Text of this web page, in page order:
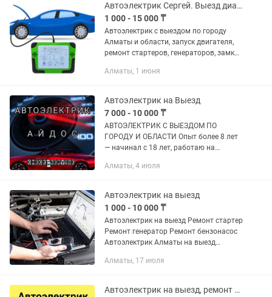
Автоэлектрик Сергей. Выезд диагностика, ремонт. запустим ваш автомобиль.
1 000 - 15 000 ₸
Автоэлектрик с выездом по городу
Алматы и области, запуск двигателя,
ремонт стартеров, генераторов, замков
управления, востановление ключей,
Алматы, 1 июня
Автоэлектрик на Выезд
7 000 - 10 000 ₸
АВТОЭЛЕКТРИК С ВЫЕЗДОМ ПО
ГОРОДУ И ОБЛАСТИ Опыт более 8 лет
— начинал с 18 лет, работаю на
ремонт автоэлектрики Поиск и
Алматы, 4 июля
Автоэлектрик на выезд
1 000 - 10 000 ₸
Автоэлектрик на выезд Ремонт стартер
Ремонт генератор Ремонт бензонасос
Автоэлектрик Алматы на выезд
диагностика На место поломки!
Алматы, 17 июля
Автоэлектрик на выезд, ремонт генераторов и стартеров